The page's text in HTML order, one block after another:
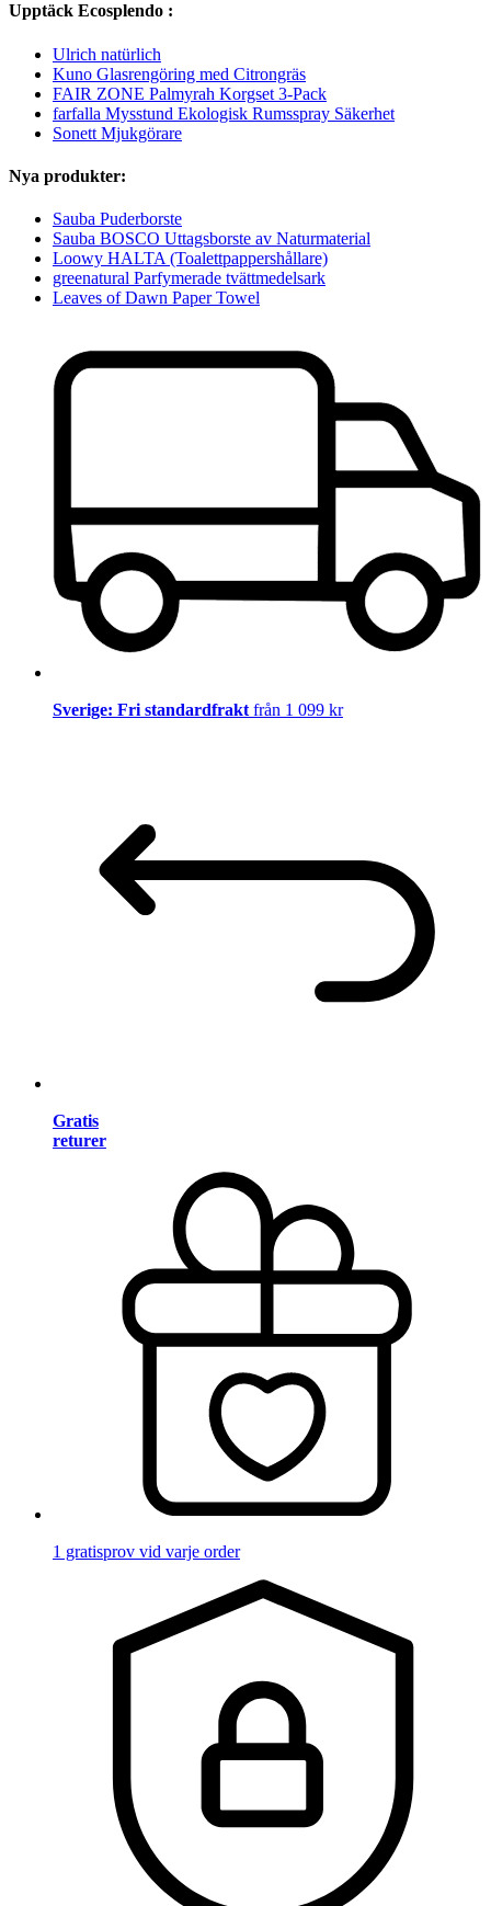
Upptäck Ecosplendo :
Ulrich natürlich
Kuno Glasrengöring med Citrongräs
FAIR ZONE Palmyrah Korgset 3-Pack
farfalla Mysstund Ekologisk Rumsspray Säkerhet
Sonett Mjukgörare
Nya produkter:
Sauba Puderborste
Sauba BOSCO Uttagsborste av Naturmaterial
Loowy HALTA (Toalettpappershållare)
greenatural Parfymerade tvättmedelsark
Leaves of Dawn Paper Towel
Sverige: Fri standardfrakt från 1 099 kr
Gratis
returer
1 gratisprov vid varje order